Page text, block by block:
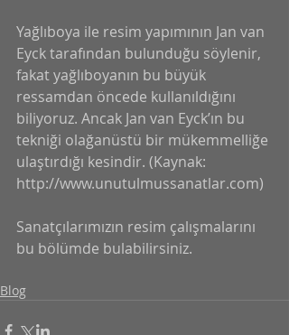
Yağlıboya ile resim yapımının Jan van
Eyck tarafından bulunduğu söylenir,
fakat yağlıboyanın bu büyük
ressamdan öncede kullanıldığını
biliyoruz. Ancak Jan van Eyck’ın bu
tekniği olağanüstü bir mükemmelliğe
ulaştırdığı kesindir. (Kaynak:
http://www.unutulmussanatlar.com)
Sanatçılarımızın resim çalışmalarını
bu bölümde bulabilirsiniz.
Blog